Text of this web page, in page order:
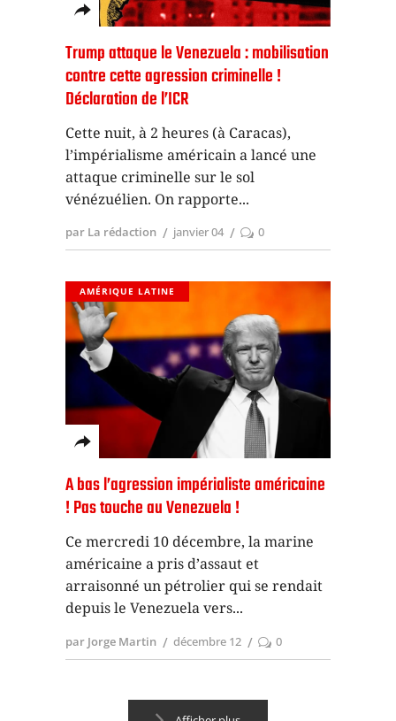
Trump attaque le Venezuela : mobilisation
contre cette agression criminelle !
Déclaration de l’ICR
Cette nuit, à 2 heures (à Caracas),
l’impérialisme américain a lancé une
attaque criminelle sur le sol
vénézuélien. On rapporte
par La rédaction janvier 04 0
AMÉRIQUE LATINE
A bas l’agression impérialiste américaine
! Pas touche au Venezuela !
Ce mercredi 10 décembre, la marine
américaine a pris d’assaut et
arraisonné un pétrolier qui se rendait
depuis le Venezuela vers
par Jorge Martin décembre 12 0